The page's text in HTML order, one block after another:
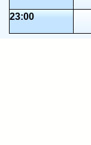
23:00